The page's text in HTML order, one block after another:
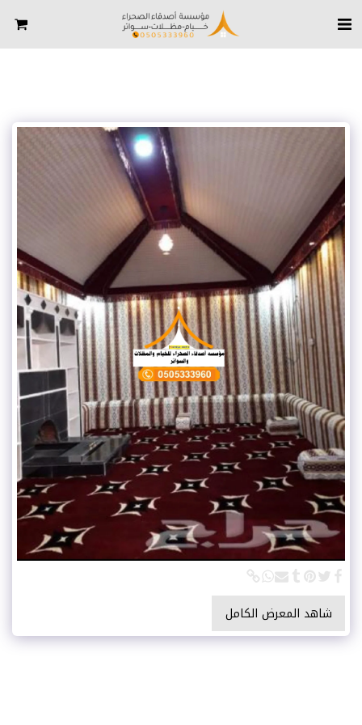
شاهد المعرض الكامل